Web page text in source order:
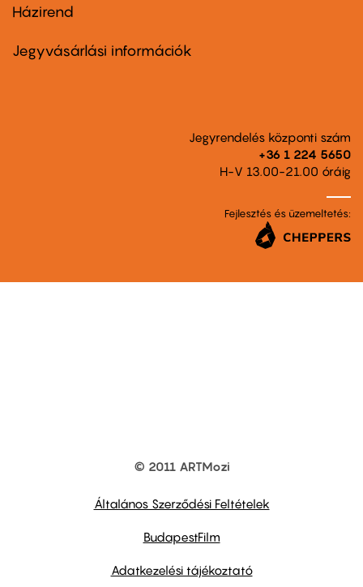
Footer
second
Házirend
Jegyvásárlási információk
Jegyrendelés központi szám
+36 1 224 5650
H-V 13.00-21.00 óráig
Fejlesztés és üzemeltetés:
© 2011 ARTMozi
Általános Szerződési Feltételek
BudapestFilm
Adatkezelési tájékoztató